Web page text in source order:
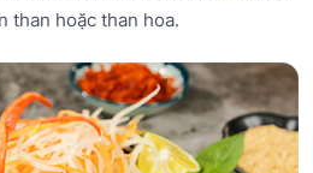
than hoặc than hoa.